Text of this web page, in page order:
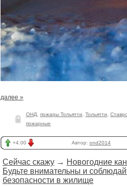
далее »
ОНД пожары Тольятти Тольятти
пожарные
+4.00 Автор: ond2014
Сейчас скажу → Новогодние
Будьте внимательны и
безопасности в жилище